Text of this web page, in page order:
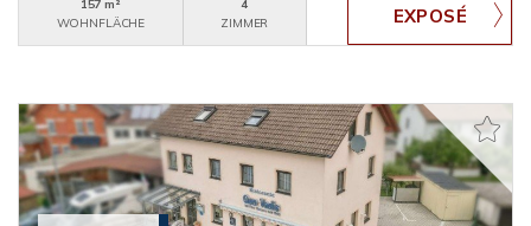
157 m²
WOHNFLÄCHE
4
ZIMMER